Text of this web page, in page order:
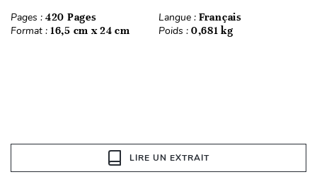
Pages : 420 Pages Langue : Français
Format : 16,5 cm x 24 cm Poids : 0,681 kg
LIRE UN EXTRAIT